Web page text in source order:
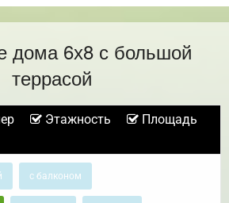
дома 6х8 с большой
террасой
Этажность
Площадь
с балконом